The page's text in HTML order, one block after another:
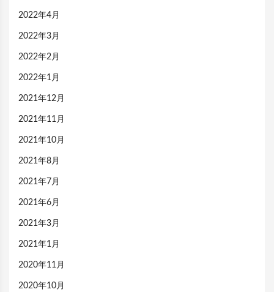
2022年4月
2022年3月
2022年2月
2022年1月
2021年12月
2021年11月
2021年10月
2021年8月
2021年7月
2021年6月
2021年3月
2021年1月
2020年11月
2020年10月